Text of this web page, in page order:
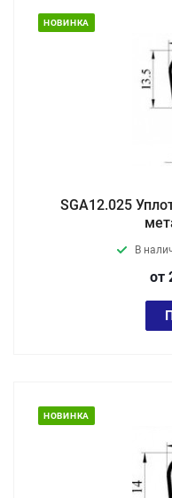
НОВИНКА
SGA12.025
В
от
НОВИНКА